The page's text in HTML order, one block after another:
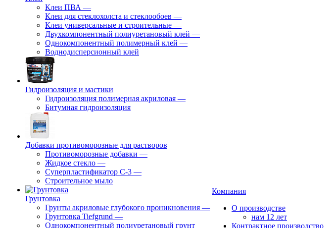
Клеи ПВА —
Клеи для стеклохолста и стеклообоев —
Клеи универсальные и строительные —
Двухкомпонентный полиуретановый клей —
Однокомпонентный полимерный клей —
Воднодисперсионный клей
Гидроизоляция и мастики
Гидроизоляция полимерная акриловая —
Битумная гидроизоляция
Добавки противоморозные для растворов
Противоморозные добавки —
Жидкое стекло —
Суперпластификатор С-3 —
Строительное мыло
Грунтовка
Грунты акриловые глубокого проникновения —
Грунтовка Tiefgrund —
Однокомпонентный полиуретановый грунт
Компания
О производстве
нам 12 лет
Контрактное производство